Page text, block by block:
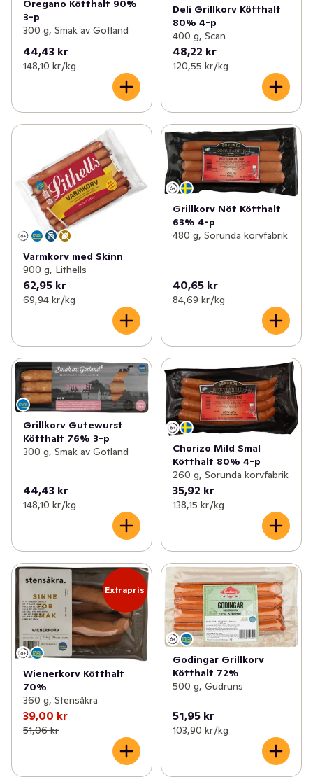
Oregano Kötthalt 90%
3-p
300 g, Smak av Gotland
44,43 kr
148,10 kr /kg
Deli Grillkorv Kötthalt
80% 4-p
400 g, Scan
48,22 kr
120,55 kr /kg
Varmkorv med Skinn
900 g, Lithells
62,95 kr
69,94 kr /kg
Grillkorv Nöt Kötthalt
63% 4-p
480 g, Sorunda korvfabrik
40,65 kr
84,69 kr /kg
Grillkorv Gutewurst
Kötthalt 76% 3-p
300 g, Smak av Gotland
44,43 kr
148,10 kr /kg
Chorizo Mild Smal
Kötthalt 80% 4-p
260 g, Sorunda korvfabrik
35,92 kr
138,15 kr /kg
Extrapris
Wienerkorv Kötthalt
70%
360 g, Stensåkra
39,00 kr
51,06 kr
Godingar Grillkorv
Kötthalt 72%
500 g, Gudruns
51,95 kr
103,90 kr /kg